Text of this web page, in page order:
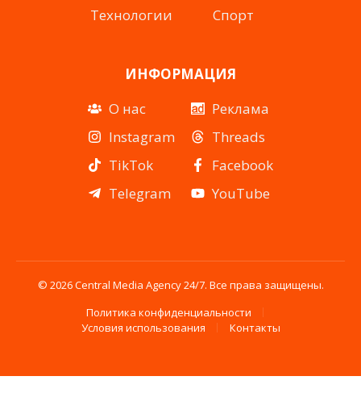
Технологии
Спорт
ИНФОРМАЦИЯ
О нас
Instagram
TikTok
Telegram
Реклама
Threads
Facebook
YouTube
© 2026 Central Media Agency 24/7. Все права защищены.
Политика конфиденциальности
Условия использования
Контакты